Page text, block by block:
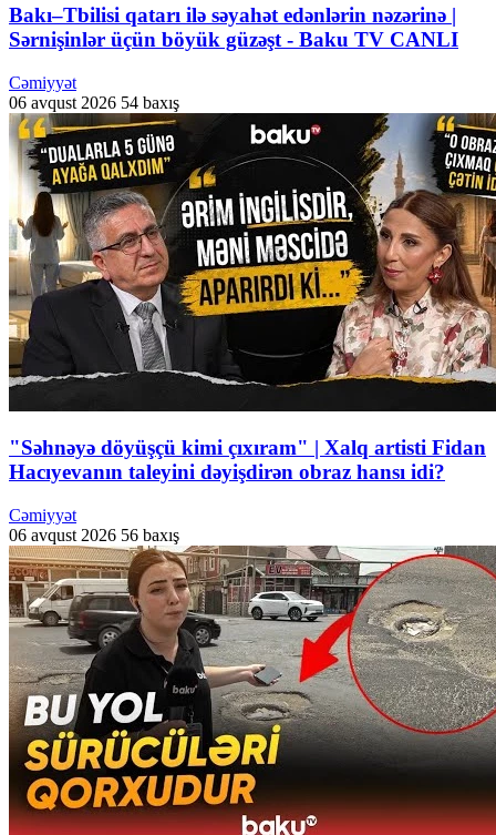
Bakı–Tbilisi qatarı ilə səyahət edənlərin nəzərinə |
Sərnişinlər üçün böyük güzəşt - Baku TV CANLI
Cəmiyyət
06 avqust 2026 54 baxış
"Səhnəyə döyüşçü kimi çıxıram" | Xalq artisti Fidan
Hacıyevanın taleyini dəyişdirən obraz hansı idi?
Cəmiyyət
06 avqust 2026 56 baxış